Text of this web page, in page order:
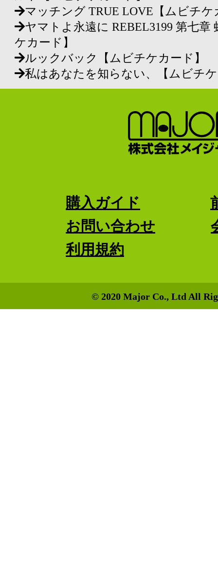
マッチング TRUE LOVE【ムビチケ
ヤマトよ永遠に REBEL3199 第七章
ケカード】
ルックバック【ムビチケカード】
私はあなたを知らない、【ムビチ
購入ガイド
お問い合わせ
利用規約
© 2020 Major Co., Ltd All